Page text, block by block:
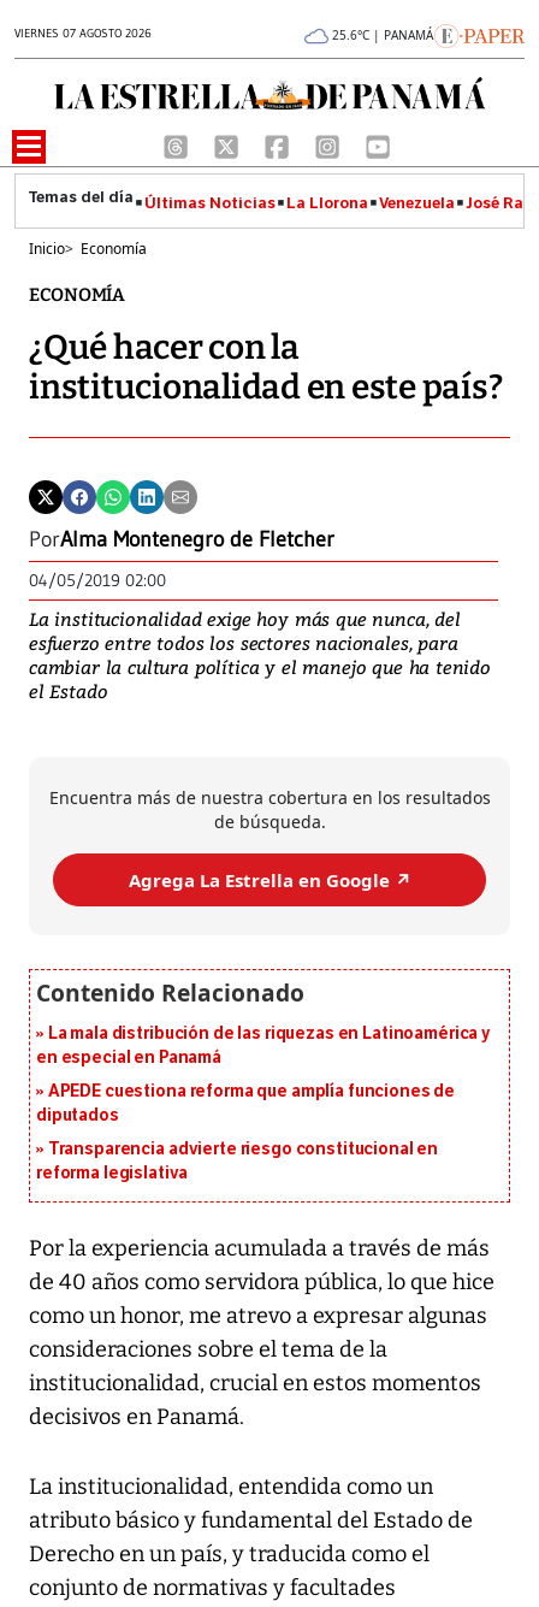
VIERNES 07 AGOSTO 2026 25.6°C | PANAMÁ
Últimas Noticias La Llorona Venezuela José
Inicio> Economía
ECONOMÍA
¿Qué hacer con la
institucionalidad en este país?
PorAlma Montenegro de Fletcher
04/05/2019 02:00
La institucionalidad exige hoy más que nunca, del
esfuerzo entre todos los sectores nacionales, para
cambiar la cultura política y el manejo que ha tenido
el Estado
Encuentra más de nuestra cobertura en los resultados
de búsqueda.
Agrega La Estrella en Google ↗️
La mala distribución de las riquezas en Latinoamérica y
en especial en Panamá
APEDE cuestiona reforma que amplía funciones de
diputados
Transparencia advierte riesgo constitucional en
reforma legislativa
Por la experiencia acumulada a través de más
de 40 años como servidora pública, lo que hice
como un honor, me atrevo a expresar algunas
consideraciones sobre el tema de la
institucionalidad, crucial en estos momentos
decisivos en Panamá.
La institucionalidad, entendida como un
atributo básico y fundamental del Estado de
Derecho en un país, y traducida como el
conjunto de normativas y facultades